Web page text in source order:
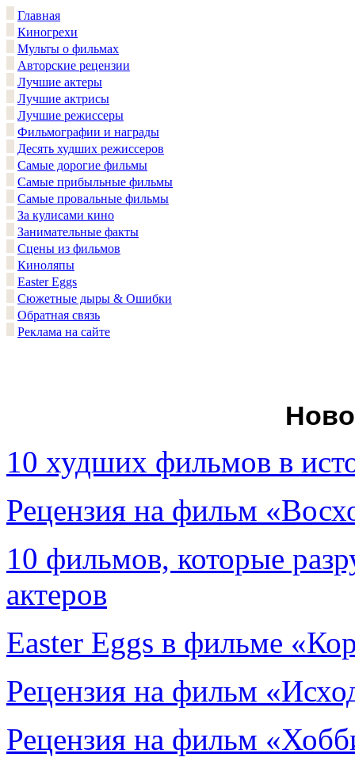
Главная
Киногрехи
Мульты о фильмах
Авторские рецензии
Лучшие актеры
Лучшие актрисы
Лучшие режиссеры
Фильмографии и награды
Десять худших режиссеров
Самые дорогие фильмы
Самые прибыльные фильмы
Самые провальные фильмы
За кулисами кино
Занимательные факты
Сцены из фильмов
Киноляпы
Easter Eggs
Сюжетные дыры & Ошибки
Обратная связь
Реклама на сайте
10 худших фильмов в
Рецензия на фильм
10 фильмов, которые
актеров
Easter Eggs в фильме
Рецензия на фильм
Рецензия на фильм